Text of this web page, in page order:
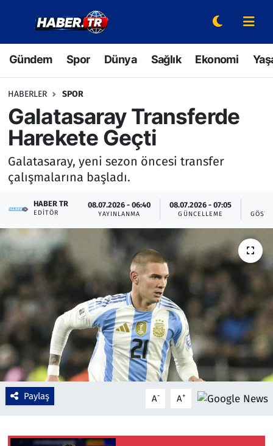
Gündem Spor Dünya Sağlık Ekonomi
HABERLER SPOR
Galatasaray Transferde
Harekete Geçti
Galatasaray, yeni sezon öncesi transfer
çalışmalarına başladı.
HABER TR
EDITÖR
08.07.2026 - 06:40
YAYINLANMA
08.07.2026 - 07:05
GÜNCELLEME
Paylaş A- A+
Gündem
Spor
Dünya
Sağlık
Ekonomi
Yaşam
Hava Durumu
Bilim ve Teknoloji
Çevre & Doğa
Eğitim
Turizm
Yerel
Hava Durumu
Trafik Durumu
Süper Lig Puan Durumu ve Fikstür
Tüm Manşetler
Son Dakika Haberleri
Haber Arşivi